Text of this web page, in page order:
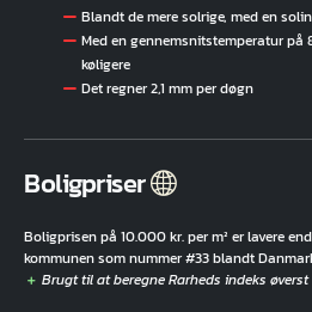
Blandt de mere solrige, med en
Med en gennemsnitstemperatur på
køligere
Det regner 2,1 mm per døgn
Boligpriser
Boligprisen på 10.000 kr. per m² er lavere
kommunen som nummer #33 blandt